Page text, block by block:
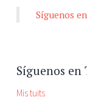
Síguenos
Síguenos
Mis tuits